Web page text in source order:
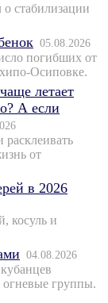
стабилизации
05.08.2026
погибших от
Осиповке.
летает
А если
расклеивать
от
в 2026
косуль и
04.08.2026
огневые группы.